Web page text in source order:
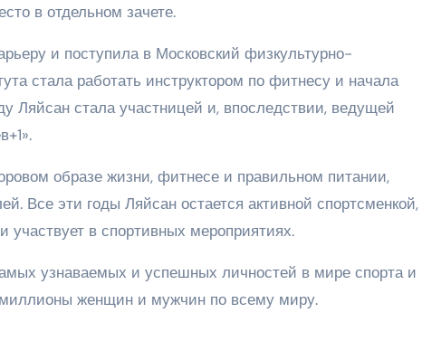
в отдельном зачете.
и поступила в Московский физкультурно-
стала работать инструктором по фитнесу и начала
Ляйсан стала участницей и, впоследствии, ведущей
образе жизни, фитнесе и правильном питании,
Все эти годы Ляйсан остается активной спортсменкой,
участвует в спортивных мероприятиях.
узнаваемых и успешных личностей в мире спорта и
женщин и мужчин по всему миру.